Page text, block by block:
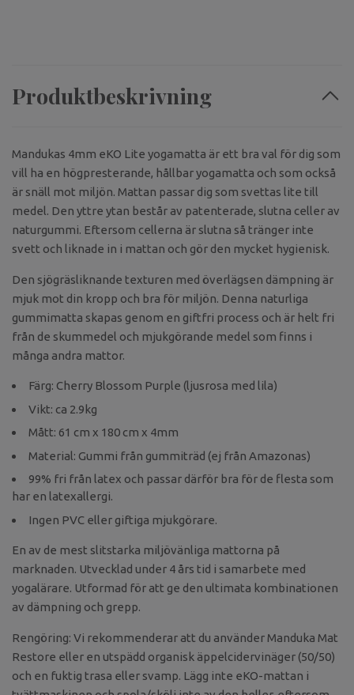
Produktbeskrivning
Mandukas 4mm eKO Lite yogamatta är ett bra val för dig som
vill ha en högpresterande, hållbar yogamatta och som också
är snäll mot miljön. Mattan passar dig som svettas lite till
medel. Den yttre ytan består av patenterade, slutna celler av
naturgummi. Eftersom cellerna är slutna så tränger inte
svett och liknade in i mattan och gör den mycket hygienisk.
Den sjögräsliknande texturen med överlägsen dämpning är
mjuk mot din kropp och bra för miljön. Denna naturliga
gummimatta skapas genom en giftfri process och är helt fri
från de skummedel och mjukgörande medel som finns i
många andra mattor.
Färg: Cherry Blossom Purple (ljusrosa med lila)
Vikt: ca 2.9kg
Mått: 61 cm x 180 cm x 4mm
Material: Gummi från gummiträd (ej från Amazonas)
99% fri från latex och passar därför bra för de flesta som
har en latexallergi.
Ingen PVC eller giftiga mjukgörare.
En av de mest slitstarka miljövänliga mattorna på
marknaden. Utvecklad under 4 års tid i samarbete med
yogalärare. Utformad för att ge den ultimata kombinationen
av dämpning och grepp.
Rengöring: Vi rekommenderar att du använder Manduka Mat
Restore eller en utspädd organisk äppelcidervinäger (50/50)
och en fuktig trasa eller svamp. Lägg inte eKO-mattan i